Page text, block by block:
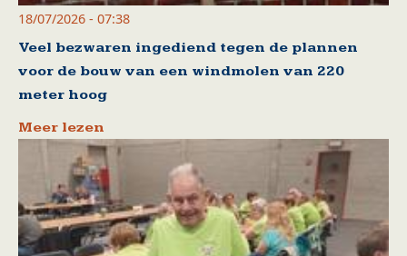
18/07/2026 - 07:38
Veel bezwaren ingediend tegen de plannen
voor de bouw van een windmolen van 220
meter hoog
Meer lezen